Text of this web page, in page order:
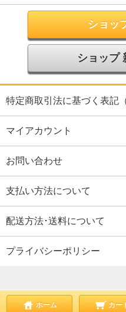
ショッ
ショップ
特定商取引法に基づく表記
マイアカウント
お問い合わせ
支払い方法について
配送方法･送料について
プライバシーポリシー
ホーム カー